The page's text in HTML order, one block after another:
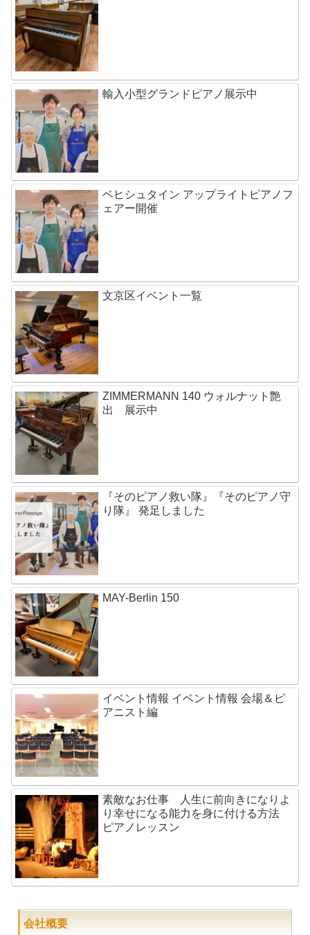
輸入小型グランドピアノ展示中
ベヒシュタイン アップライトピアノフ
ェアー開催
文京区イベント一覧
ZIMMERMANN 140 ウォルナット艶
出 展示中
『そのピアノ救い隊』『そのピアノ守
り隊』 発足しました
MAY-Berlin 150
イベント情報 イベント情報 会場＆ピ
アニスト編
素敵なお仕事 人生に前向きになりよ
り幸せになる能力を身に付ける方法
ピアノレッスン
会社概要